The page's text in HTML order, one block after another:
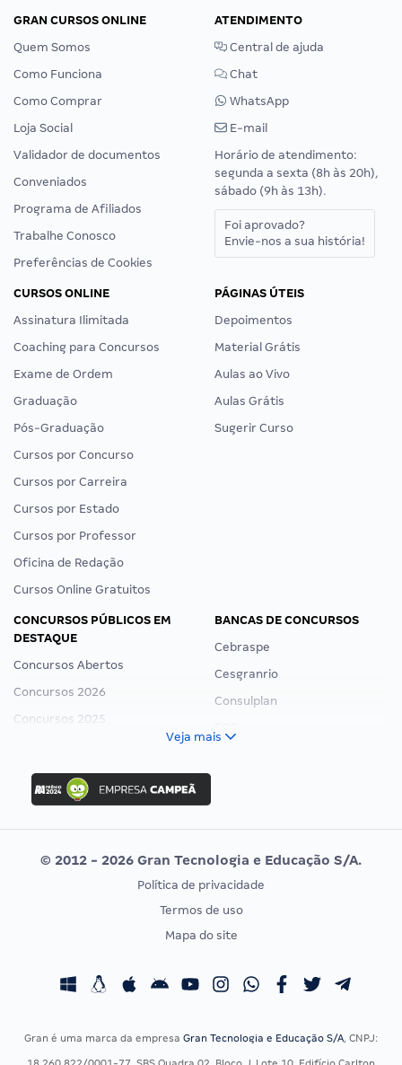
GRAN CURSOS ONLINE
Quem Somos
Como Funciona
Como Comprar
Loja Social
Validador de documentos
Conveniados
Programa de Afiliados
Trabalhe Conosco
Preferências de Cookies
ATENDIMENTO
Central de ajuda
Chat
WhatsApp
E-mail
Horário de atendimento:
segunda a sexta (8h às 20h),
sábado (9h às 13h).
Foi aprovado?
Envie-nos a sua história!
CURSOS ONLINE
Assinatura Ilimitada
Coaching para Concursos
Exame de Ordem
Graduação
Pós-Graduação
Cursos por Concurso
Cursos por Carreira
Cursos por Estado
Cursos por Professor
Oficina de Redação
Cursos Online Gratuitos
PÁGINAS ÚTEIS
Depoimentos
Material Grátis
Aulas ao Vivo
Aulas Grátis
Sugerir Curso
CONCURSOS PÚBLICOS EM
DESTAQUE
Concursos Abertos
Concursos 2026
Concursos 2025
Concurso Ibama
Concurso MPU
Editais publicados
BANCAS DE CONCURSOS
Cebraspe
Cesgranrio
Consulplan
Vunesp
CONCURSOS POR PROFISSÃO
Concursos Fiscais
EXAME DE ORDEM
Calendário OAB
Veja mais
© 2012 - 2026 Gran Tecnologia e Educação S/A.
Política de privacidade
Termos de uso
Mapa do site
Gran é uma marca da empresa Gran Tecnologia e Educação S/A, CNPJ: